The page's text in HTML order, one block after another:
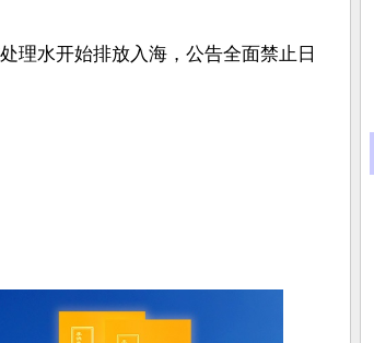
理水开始排放入海，公告全面禁止日